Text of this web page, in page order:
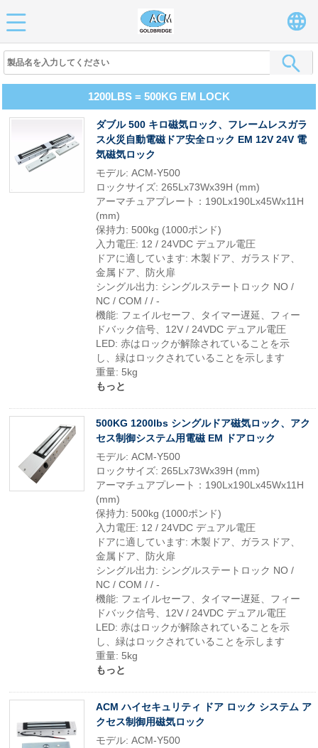
1200LBS = 500KG EM LOCK
ダブル 500 キロ磁気ロック、フレームレスガラ
ス火災自動電磁ドア安全ロック EM 12V 24V 電
気磁気ロック
モデル: ACM-Y500
ロックサイズ: 265Lx73Wx39H (mm)
アーマチュアプレート：190Lx190Lx45Wx11H
(mm)
保持力: 500kg (1000ポンド)
入力電圧: 12 / 24VDC デュアル電圧
ドアに適しています: 木製ドア、ガラスドア、
金属ドア、防火扉
シングル出力: シングルステートロック NO /
NC / COM / / -
機能: フェイルセーフ、タイマー遅延、フィー
ドバック信号、12V / 24VDC デュアル電圧
LED: 赤はロックが解除されていることを示
し、緑はロックされていることを示します
重量: 5kg
もっと
500KG 1200lbs シングルドア磁気ロック、アク
セス制御システム用電磁 EM ドアロック
モデル: ACM-Y500
ロックサイズ: 265Lx73Wx39H (mm)
アーマチュアプレート：190Lx190Lx45Wx11H
(mm)
保持力: 500kg (1000ポンド)
入力電圧: 12 / 24VDC デュアル電圧
ドアに適しています: 木製ドア、ガラスドア、
金属ドア、防火扉
シングル出力: シングルステートロック NO /
NC / COM / / -
機能: フェイルセーフ、タイマー遅延、フィー
ドバック信号、12V / 24VDC デュアル電圧
LED: 赤はロックが解除されていることを示
し、緑はロックされていることを示します
重量: 5kg
もっと
ACM ハイセキュリティ ドア ロック システム ア
クセス制御用磁気ロック
モデル: ACM-Y500